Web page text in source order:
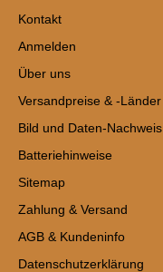
Kontakt
Anmelden
Über uns
Versandpreise & -Länder
Bild und Daten-Nachweis
Batteriehinweise
Sitemap
Zahlung & Versand
AGB & Kundeninfo
Datenschutzerklärung